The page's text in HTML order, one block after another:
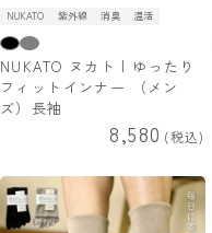
NUKATO 紫外線 消臭 温活
NUKATO ヌカト | ゆったり
フィットインナー （メン
ズ）長袖
8,580 税込